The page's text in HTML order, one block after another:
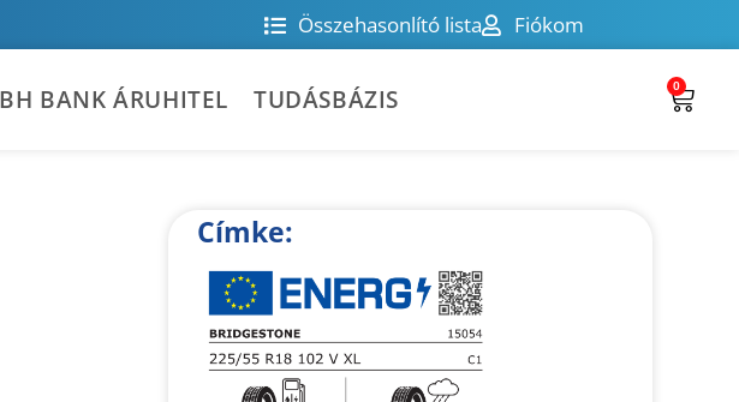
Összehasonlító lista Fiókom
BANK ÁRUHITEL TUDÁSBÁZIS 0
Címke: